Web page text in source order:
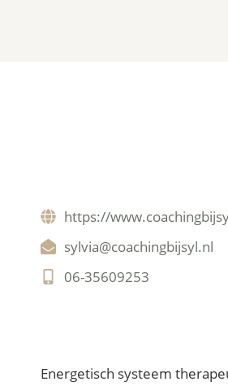
https://
sylvia@coachingbijsyl.nl
06-35609253
Energetisch systeem